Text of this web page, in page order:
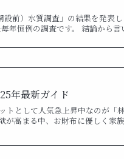
前）水質調査」の結果を発表
年恒例の調査です。 結論から
年最新ガイド
トとして人気急上昇中なのが「
が高まる中、お財布に優しく家